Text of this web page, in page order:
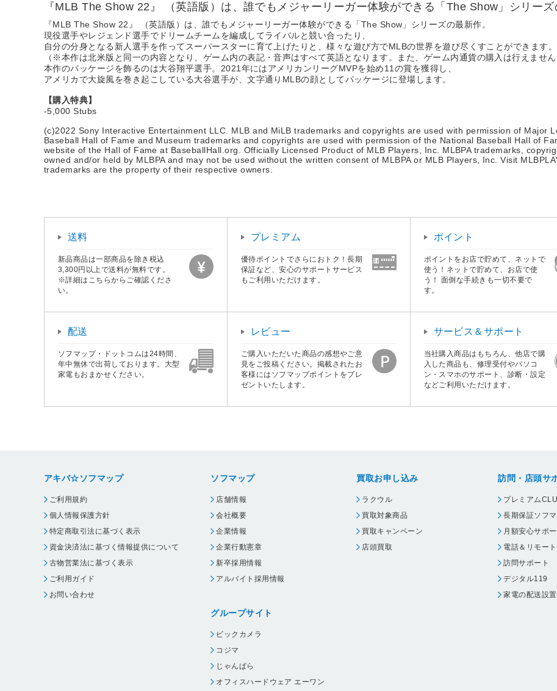
『MLB The Show 22』 （英語版）は、誰でもメジャーリーガー体験ができる「The Show」シリーズ
『MLB The Show 22』 （英語版）は、誰でもメジャーリーガー体験ができる「The Show」シリーズの最新作。
現役選手やレジェンド選手でドリームチームを編成してライバルと競い合ったり、
自分の分身となる新人選手を作ってスーパースターに育て上げたりと、様々な遊び方でMLBの世界を遊び尽くすことができます。
（※本作は北米版と同一の内容となり、ゲーム内の表記・音声はすべて英語となります。また、ゲーム内通貨の購入は行えません
本作のパッケージを飾るのは大谷翔平選手。2021年にはアメリカンリーグMVPを始め11の賞を獲得し、
アメリカで大旋風を巻き起こしている大谷選手が、文字通りMLBの顔としてパッケージに登場します。
【購入特典】
-5,000 Stubs
(c)2022 Sony Interactive Entertainment LLC. MLB and MiLB trademarks and copyrights are used with permission of Major
Baseball Hall of Fame and Museum trademarks and copyrights are used with permission of the National Baseball Hall of
website of the Hall of Fame at BaseballHall.org. Officially Licensed Product of MLB Players, Inc. MLBPA trademarks,
owned and/or held by MLBPA and may not be used without the written consent of MLBPA or MLB Players, Inc. Visit
trademarks are the property of their respective owners.
送料
新品商品は一部商品を除き税込
3,300円以上で送料が無料です。
※詳細はこちらからご確認くださ
い。
プレミアム
優待ポイントでさらにおトク！長期
保証など、安心のサポートサービス
もご利用いただけます。
ポイント
ポイントをお店で貯めて、ネットで
使う！ネットで貯めて、お店で使
う！ 面倒な手続きも一切不要で
す。
配送
ソフマップ・ドットコムは24時間、
年中無休で出荷しております。大型
家電もおまかせください。
レビュー
ご購入いただいた商品の感想やご意
見をご投稿ください。掲載されたお
客様にはソフマップポイントをプレ
ゼントいたします。
サービス＆サポート
当社購入商品はもちろん、他店で購
入した商品も、修理受付やパソコ
ン・スマホのサポート、診断・設定
などご利用いただけます。
アキバ☆ソフマップ
ご利用規約
個人情報保護方針
特定商取引法に基づく表示
資金決済法に基づく情報提供について
古物営業法に基づく表示
ご利用ガイド
お問い合わせ
ソフマップ
店舗情報
会社概要
企業情報
企業行動憲章
新卒採用情報
アルバイト採用情報
グループサイト
ビックカメラ
コジマ
じゃんぱら
オフィスハードウェア エーワン
買取お申し込み
ラクウル
買取対象商品
買取キャンペーン
店頭買取
訪問・店頭サ
プレミアム
長期保証ソフ
月額安心サポー
電話＆リモート
訪問サポート
デジタル119
家電の配送設置